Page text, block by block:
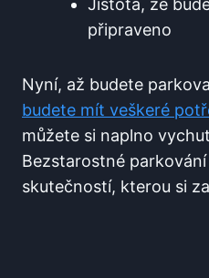
Jistota, že
připraveno
Nyní, až‌ budete
budete ⁤mít veškeré
‍můžete si ⁣naplno
Bezstarostné‍
skutečností, kterou si